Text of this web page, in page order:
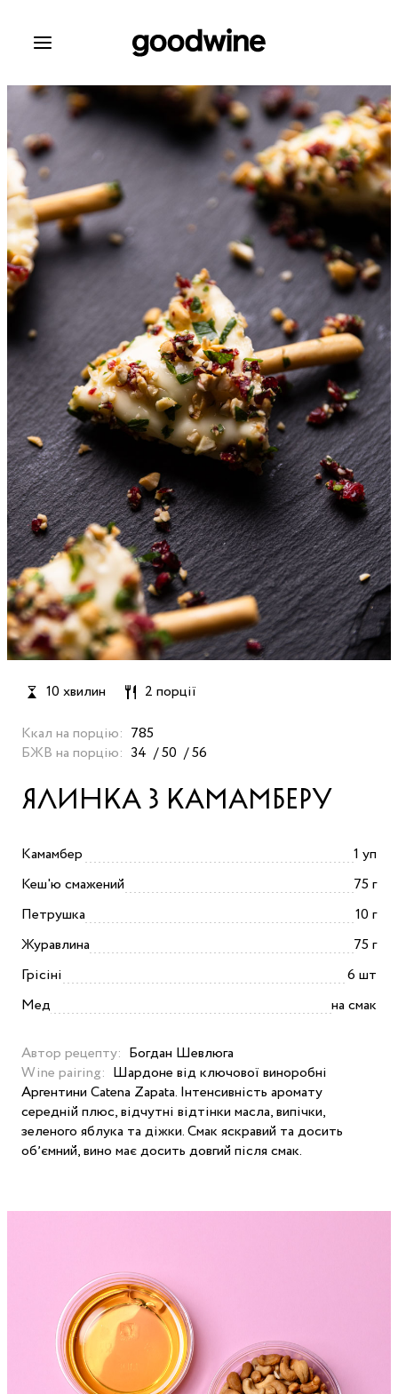
10 хвилин 2 порції
Ккал на порцію: 785
БЖВ на порцію: 34 50 56
ЯЛИНКА З КАМАМБЕРУ
Камамбер
1 уп
Кеш'ю смажений
75 г
Петрушка
10 г
Журавлина
75 г
Грісіні
6 шт
Мед
на смак
Автор рецепту: Богдан Шевлюга
Wine pairing: Шардоне від ключової виноробні
Аргентини Catena Zapata. Інтенсивність аромату
середній плюс, відчутні відтінки масла, випічки,
зеленого яблука та діжки. Смак яскравий та досить
обʼємний, вино має досить довгий після смак.